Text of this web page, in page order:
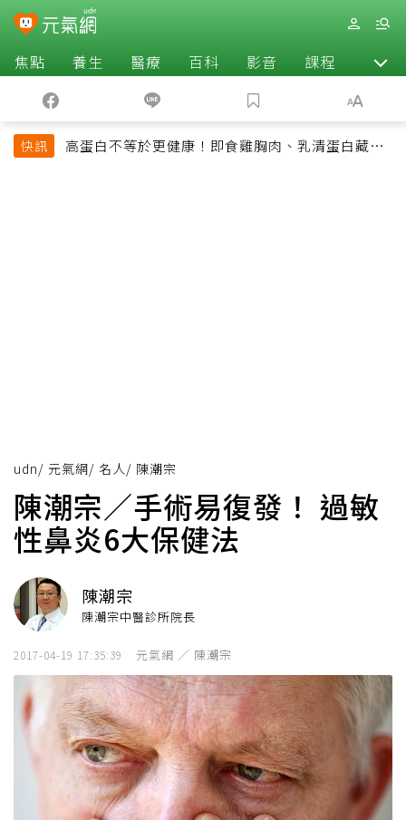
焦點 養生 醫療 百科 影音 課程 退休
快訊
高蛋白不等於更健康！即食雞胸肉、乳清蛋白藏陷
udn/ 元氣網/ 名人/ 陳潮宗
陳潮宗／手術易復發！ 過敏
性鼻炎6大保健法
陳潮宗
陳潮宗中醫診所院長
2017-04-19 17:35:39 元氣網 ／ 陳潮宗